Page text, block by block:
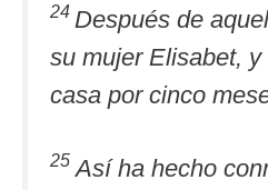
24 Después de
su mujer Elisabet,
casa por cinco
25 Así ha hecho